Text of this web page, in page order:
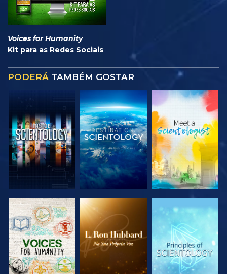
Voices for Humanity
Kit para as Redes Sociais
PODERÁ TAMBÉM GOSTAR
EXPLORAR A
SÉRIE
EXPLORAR A
SÉRIE
EXPLORAR A
SÉRIE